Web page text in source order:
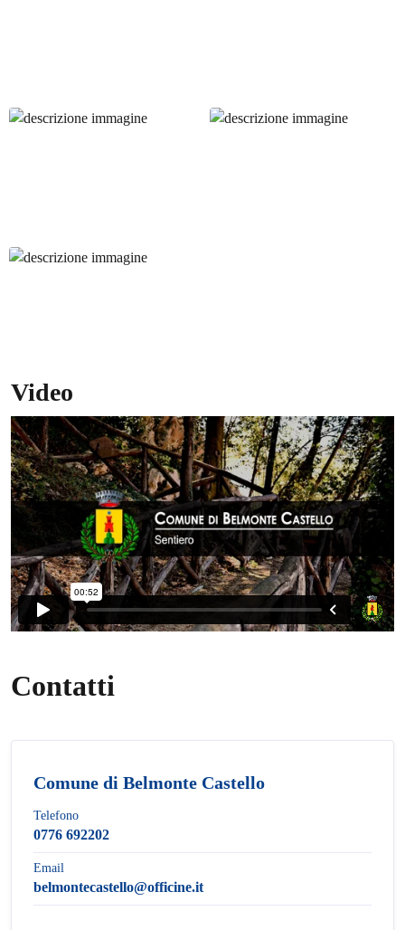
Video
Contatti
Comune di Belmonte Castello
Telefono
0776 692202
Email
belmontecastello@officine.it